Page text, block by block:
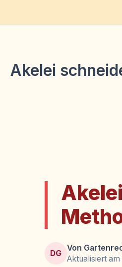
Inhalt
Akelei
DG
Von
Aktualisiert am